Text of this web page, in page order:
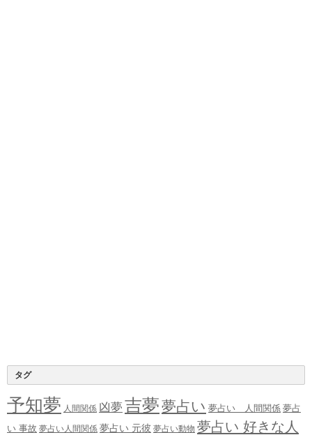
タグ
予知夢 人間関係 凶夢 吉夢夢占い 夢占い 人間関係 夢占
い 事故 夢占い人間関係 夢占い 元彼 夢占い動物 夢占い 好きな人